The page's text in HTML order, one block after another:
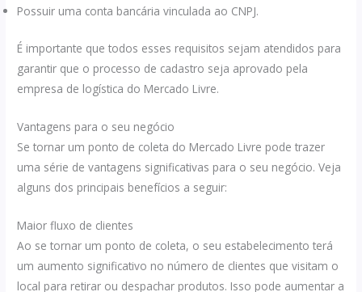
Possuir uma conta bancária vinculada ao CNPJ.
É importante que todos esses requisitos sejam atendidos para
garantir que o processo de cadastro seja aprovado pela
empresa de logística do Mercado Livre.
Vantagens para o seu negócio
Se tornar um ponto de coleta do Mercado Livre pode trazer
uma série de vantagens significativas para o seu negócio. Veja
alguns dos principais benefícios a seguir:
Maior fluxo de clientes
Ao se tornar um ponto de coleta, o seu estabelecimento terá
um aumento significativo no número de clientes que visitam o
local para retirar ou despachar produtos. Isso pode aumentar a